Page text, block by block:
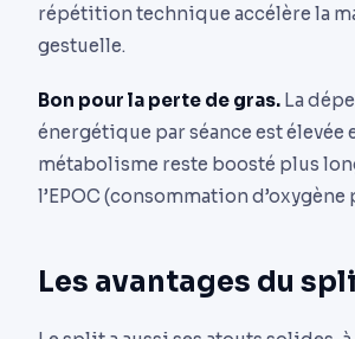
répétition technique accélère la
gestuelle.
Bon pour la perte de gras. La
énergétique par séance est élevée
métabolisme reste boosté plus
l’EPOC (consommation
Les avantages du